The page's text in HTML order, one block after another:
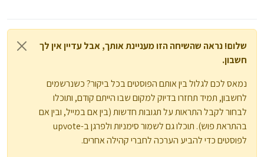
שלום! נראה שהשיחה הזו מעניינת אותך, אבל עדיין אין לך
חשבון.
נמאס לכם לגלול בין אותם הפוסטים בכל ביקור? כשנרשמים
לחשבון, תמיד תחזרו בדיוק למקום שבו הייתם קודם, ותוכלו
לבחור לקבל התראות על תגובות חדשות (בין אם במייל, ובין אם
בהתראת פוש). תוכלו גם לשמור סימניות ולפרגן ב-upvote
לפוסטים כדי להביע הערכה לחברי קהילה אחרים.